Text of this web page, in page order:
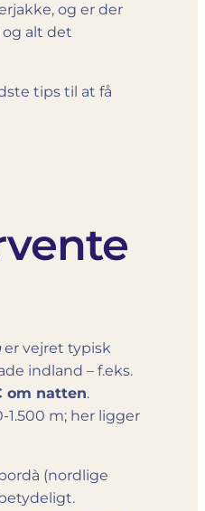
og er der
alt det
tips til at få
er vejret typisk
indland – f.eks.
om natten.
m; her ligger
(nordlige